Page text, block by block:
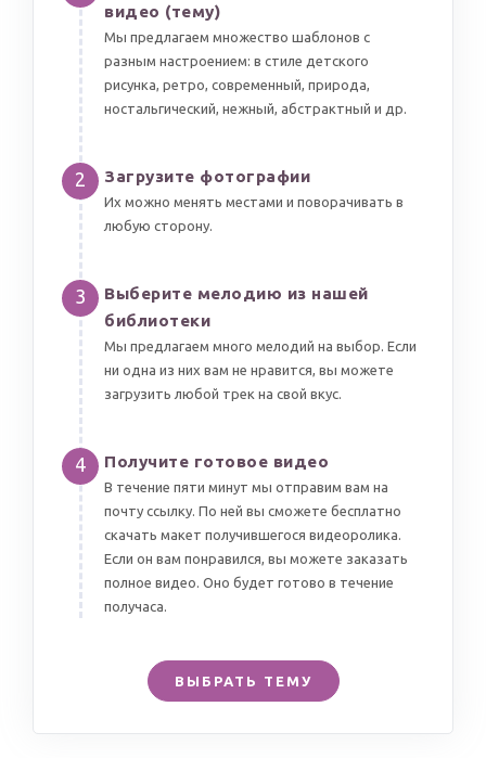
видео (тему)
Мы предлагаем множество шаблонов с
разным настроением: в стиле детского
рисунка, ретро, современный, природа,
ностальгический, нежный, абстрактный и др.
2 Загрузите фотографии
Их можно менять местами и поворачивать в
любую сторону.
3
Выберите мелодию из нашей
библиотеки
Мы предлагаем много мелодий на выбор. Если
ни одна из них вам не нравится, вы можете
загрузить любой трек на свой вкус.
4 Получите готовое видео
В течение пяти минут мы отправим вам на
почту ссылку. По ней вы сможете бесплатно
скачать макет получившегося видеоролика.
Если он вам понравился, вы можете заказать
полное видео. Оно будет готово в течение
получаса.
ВЫБРАТЬ ТЕМУ